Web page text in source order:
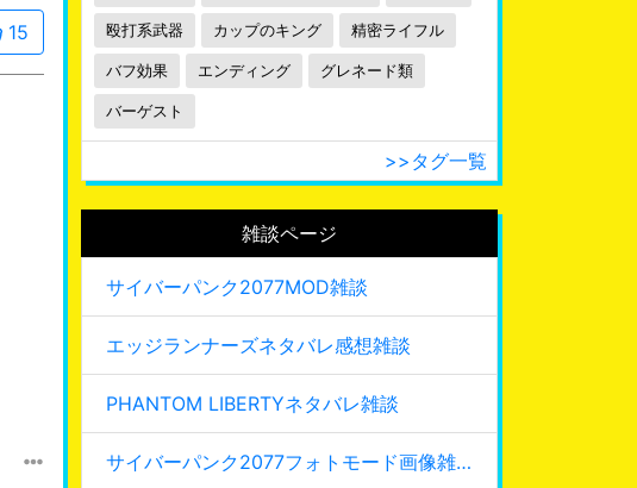
15 殴打系武器 カップのキング 精密ライフル
バフ効果 エンディング グレネード類
バーゲスト
>>タグ一覧
雑談ページ
サイバーパンク2077MOD雑談
エッジランナーズネタバレ感想雑談
PHANTOM LIBERTYネタバレ雑談
サイバーパンク2077フォトモード画像雑談